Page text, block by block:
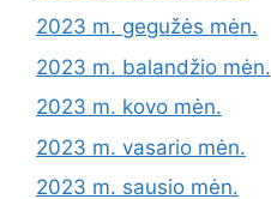
2023 m. gegužės mėn.
2023 m. balandžio mėn.
2023 m. kovo mėn.
2023 m. vasario mėn.
2023 m. sausio mėn.